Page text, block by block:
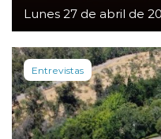
Lunes 27 de abril de
Entrevistas